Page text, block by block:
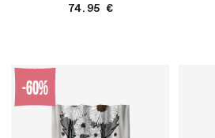
Normaalihinta
74.95 €
-60%